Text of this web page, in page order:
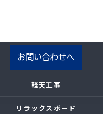
お問い合わせへ
軽天工事
リラックスボード